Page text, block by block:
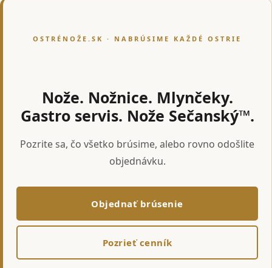
OSTRÉNOŽE.SK · NABRÚSIME KAŽDÉ OSTRIE
Nože. Nožnice. Mlynčeky.
Gastro servis. Nože Sečanský™.
Pozrite sa, čo všetko brúsime, alebo rovno odošlite
objednávku.
Objednať brúsenie
Pozrieť cenník